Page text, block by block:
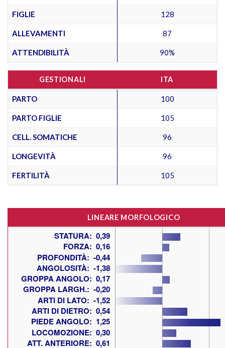
FIGLIE 128
ALLEVAMENTI 87
ATTENDIBILITÀ 90%
GESTIONALI ITA
PARTO 100
PARTO FIGLIE 105
CELL. SOMATICHE 96
LONGEVITÀ 96
FERTILITÀ 105
LINEARE MORFOLOGICO